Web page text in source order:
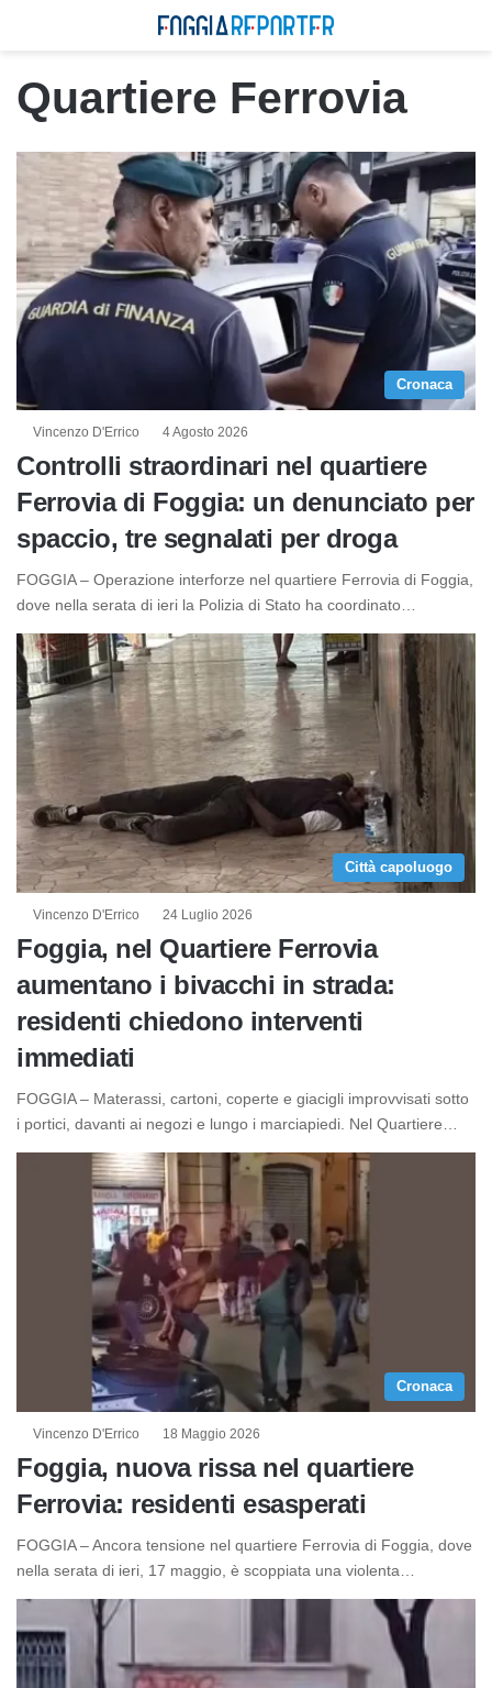
Quartiere Ferrovia
Cronaca
Vincenzo D'Errico 4 Agosto 2026
Controlli straordinari nel quartiere
Ferrovia di Foggia: un denunciato per
spaccio, tre segnalati per droga
FOGGIA – Operazione interforze nel quartiere Ferrovia di Foggia,
dove nella serata di ieri la Polizia di Stato ha coordinato…
Città capoluogo
Vincenzo D'Errico 24 Luglio 2026
Foggia, nel Quartiere Ferrovia
aumentano i bivacchi in strada:
residenti chiedono interventi
immediati
FOGGIA – Materassi, cartoni, coperte e giacigli improvvisati sotto
i portici, davanti ai negozi e lungo i marciapiedi. Nel Quartiere…
Cronaca
Vincenzo D'Errico 18 Maggio 2026
Foggia, nuova rissa nel quartiere
Ferrovia: residenti esasperati
FOGGIA – Ancora tensione nel quartiere Ferrovia di Foggia, dove
nella serata di ieri, 17 maggio, è scoppiata una violenta…